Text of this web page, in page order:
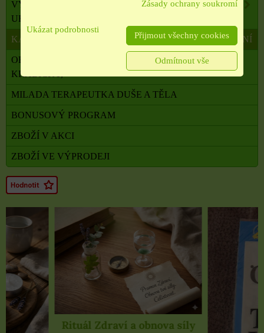
VYKUŘOVADLA, VONNÉ TYČINKY A ŠIŠKY,
UHLÍKY
KADIDELNICE, PÍCKY, AROMALAMPY, VYKUŘOVÁNÍ
OBALOVÝ MATERIÁL, SATÉNOVÉ MAŠLE, SÁČKY,
KRABIČKY,
MILADA TERAPEUTKA DUŠE A TĚLA
BONUSOVÝ PROGRAM
ZBOŽÍ V AKCI
ZBOŽÍ VE VÝPRODEJI
Rituál Zdraví a obnova síly
Zásady ochrany soukromí
Ukázat podrobnosti
Přijmout všechny cookies
Odmítnout vše